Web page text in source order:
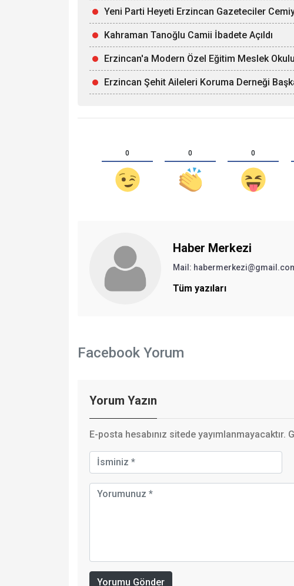
Yeni Parti Heyeti Erzincan Gazeteciler
Kahraman Tanoğlu Camii İbadete Açıldı
Erzincan'a Modern Özel Eğitim Meslek Okulu
Erzincan Şehit Aileleri Koruma Derneği
0 0 0
Haber Merkezi
Mail:
Tüm yazıları
Facebook Yorum
Yorum Yazın
E-posta hesabınız sitede yayımlanmayacaktır.
Yorumu Gönder